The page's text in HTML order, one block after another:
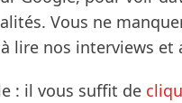
Vous ne
lire nos interviews et
: il vous suffit de